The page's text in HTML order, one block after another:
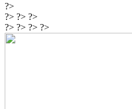
?>
?> ?> ?>
?> ?> ?> ?>